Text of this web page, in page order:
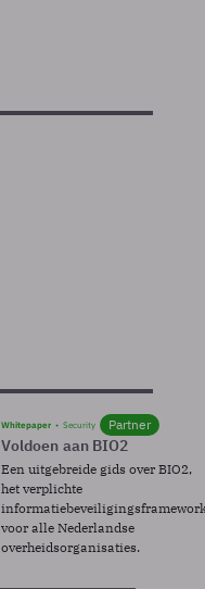
Whitepaper Security Partner
Voldoen aan BIO2
Een uitgebreide gids over BIO2,
het verplichte
voor alle Nederlandse
overheidsorganisaties.